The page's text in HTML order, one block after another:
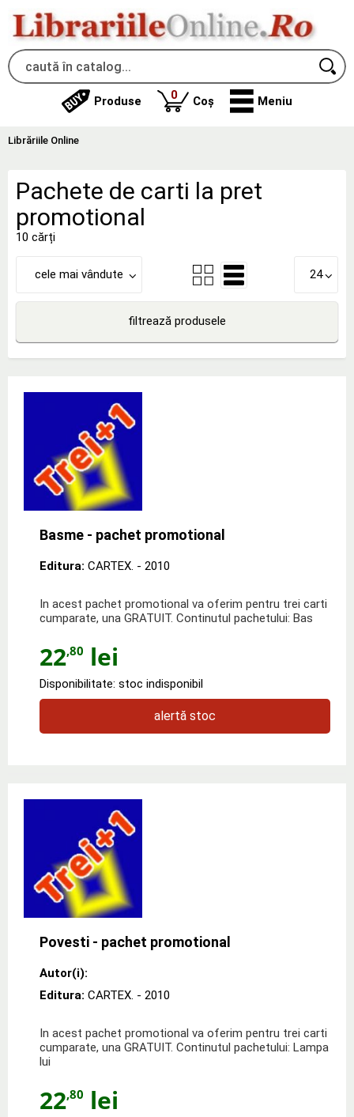
Produse 0produse
Coș Meniu
Librăriile Online
Pachete de carti la pret
promotional
10 cărți
cele mai vândute 24
filtrează produsele
Basme - pachet promotional
Editura: CARTEX. - 2010
In acest pachet promotional va oferim pentru trei carti
cumparate, una GRATUIT. Continutul pachetului: Bas
22,80 lei
Disponibilitate: stoc indisponibil
alertă stoc
Povesti - pachet promotional
Autor(i):
Editura: CARTEX. - 2010
In acest pachet promotional va oferim pentru trei carti
cumparate, una GRATUIT. Continutul pachetului: Lampa
lui
22,80 lei